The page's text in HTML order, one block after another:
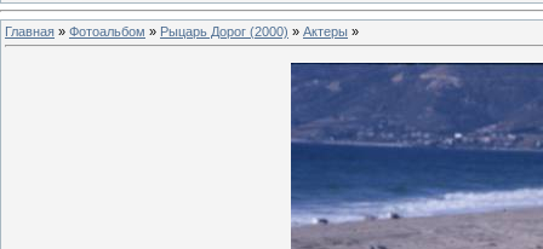
Главная » Фотоальбом » Рыцарь Дорог (2000) » Актеры »